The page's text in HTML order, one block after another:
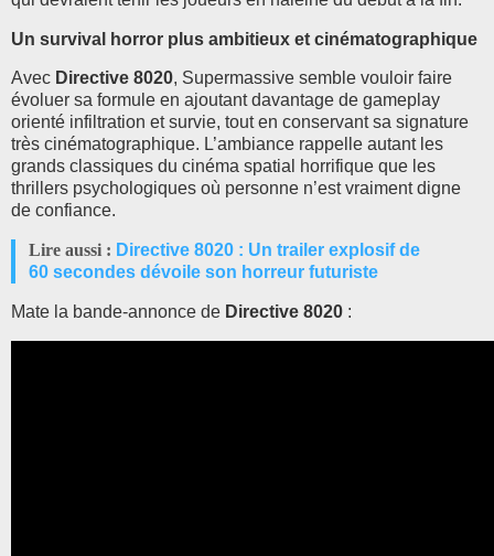
Un survival horror plus ambitieux et cinématographique
Avec Directive 8020, Supermassive semble vouloir faire
évoluer sa formule en ajoutant davantage de gameplay
orienté infiltration et survie, tout en conservant sa signature
très cinématographique. L’ambiance rappelle autant les
grands classiques du cinéma spatial horrifique que les
thrillers psychologiques où personne n’est vraiment digne
de confiance.
Lire aussi : Directive 8020 : Un trailer explosif de
60 secondes dévoile son horreur futuriste
Mate la bande-annonce de Directive 8020 :